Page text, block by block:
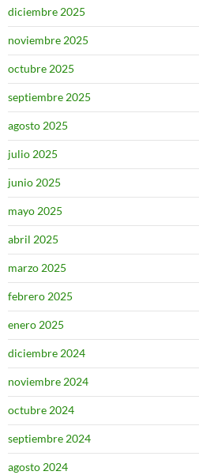
diciembre 2025
noviembre 2025
octubre 2025
septiembre 2025
agosto 2025
julio 2025
junio 2025
mayo 2025
abril 2025
marzo 2025
febrero 2025
enero 2025
diciembre 2024
noviembre 2024
octubre 2024
septiembre 2024
agosto 2024